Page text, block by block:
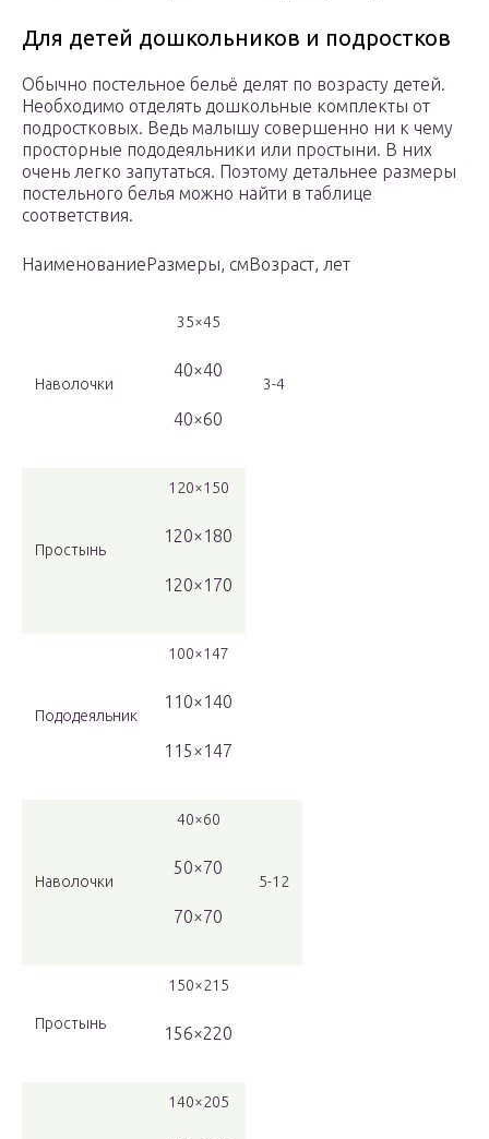
Для детей дошкольников и подростков
Обычно постельное бельё делят по возрасту детей.
Необходимо отделять дошкольные комплекты от
подростковых. Ведь малышу совершенно ни к чему
просторные пододеяльники или простыни. В них
очень легко запутаться. Поэтому детальнее размеры
постельного белья можно найти в таблице
соответствия.
НаименованиеРазмеры, смВозраст, лет
Наволочки
35×45
40×40
40×60
3-4
Простынь
120×150
120×180
120×170
Пододеяльник
100×147
110×140
115×147
Наволочки
40×60
50×70
70×70
5-12
Простынь
150×215
156×220
140×205